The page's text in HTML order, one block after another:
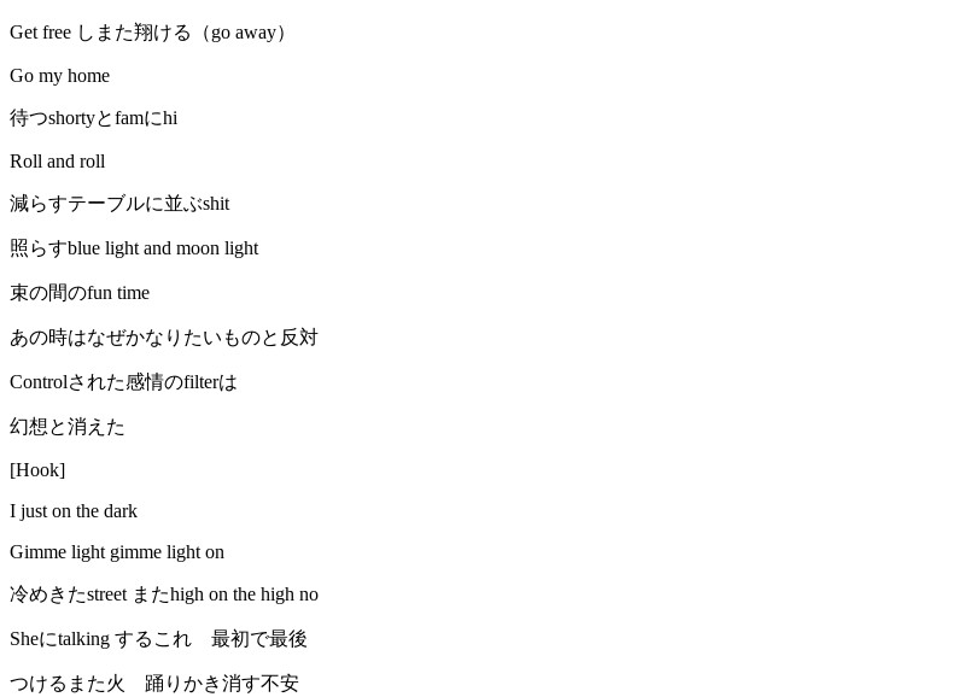
Get free しまた翔ける（go away）
Go my home
待つshortyとfamにhi
Roll and roll
減らすテーブルに並ぶshit
照らすblue light and moon light
束の間のfun time
あの時はなぜかなりたいものと反対
Controlされた感情のfilterは
幻想と消えた
[Hook]
I just on the dark
Gimme light gimme light on
冷めきたstreet またhigh on the high no
Sheにtalking するこれ 最初で最後
つけるまた火 踊りかき消す不安